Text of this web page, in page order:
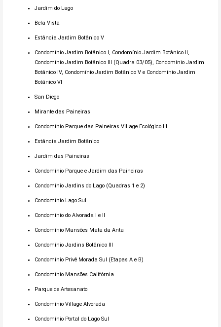
Jardim do Lago
Bela Vista
Estância Jardim Botânico V
Condomínio Jardim Botânico I, Condomínio Jardim Botânico II,
Condomínio Jardim Botânico III (Quadra 03/05), Condomínio Jardim
Botânico IV, Condomínio Jardim Botânico V e Condomínio Jardim
Botânico VI
San Diego
Mirante das Paineiras
Condomínio Parque das Paineiras Village Ecológico III
Estância Jardim Botânico
Jardim das Paineiras
Condomínio Parque e Jardim das Paineiras
Condomínio Jardins do Lago (Quadras 1 e 2)
Condomínio Lago Sul
Condomínio do Alvorada I e II
Condomínio Mansões Mata da Anta
Condomínio Jardins Botânico III
Condomínio Privê Morada Sul (Etapas A e B)
Condomínio Mansões Califórnia
Parque de Artesanato
Condomínio Village Alvorada
Condomínio Portal do Lago Sul